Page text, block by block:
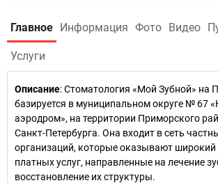
Главное Информация Фото Видео
Услуги
Описание: Стоматология «Мой Зубной» на
базируется в муниципальном округе № 67
аэродром», на территории Приморского
Санкт-Петербурга. Она входит в сеть
организаций, которые оказывают широкий
платных услуг, направленные на лечение
восстановление их структуры.